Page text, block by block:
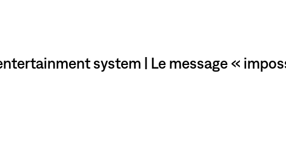
entertainment system | Le message «